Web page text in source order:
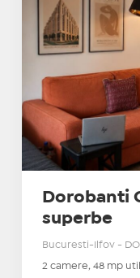
Dorobanti
superbe
Bucuresti-Ilfov -
2 camere, 48 mp utili